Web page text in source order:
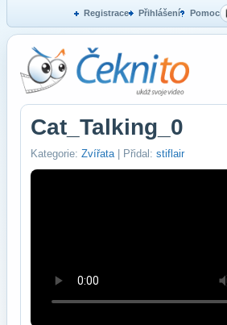
Registrace Přihlášení Pomoc
Cat_Talking_0
Kategorie: Zvířata | Přidal: stiflair